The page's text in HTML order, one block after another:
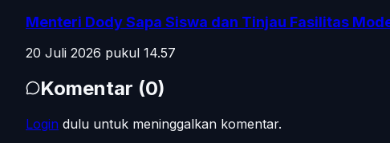
Menteri Dody Sapa Siswa dan Tinjau Fasilitas
20 Juli 2026 pukul 14.57
Komentar (0)
Login dulu untuk meninggalkan komentar.